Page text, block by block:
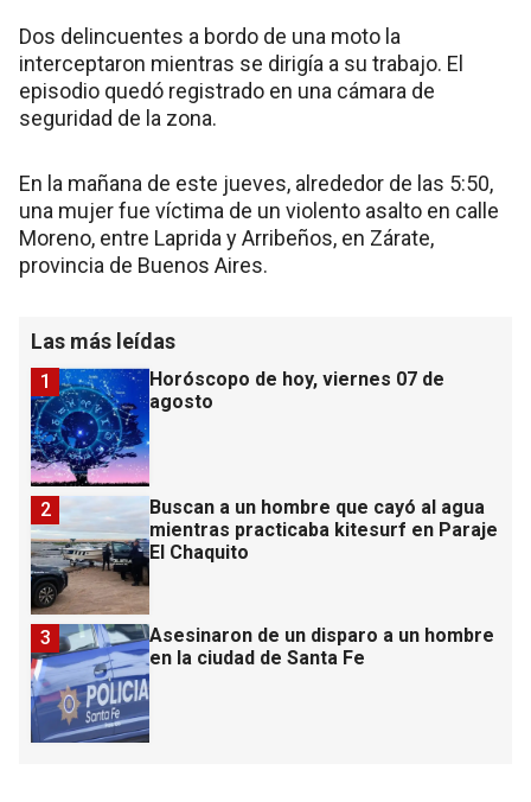
Dos delincuentes a bordo de una moto la
interceptaron mientras se dirigía a su trabajo. El
episodio quedó registrado en una cámara de
seguridad de la zona.
En la mañana de este jueves, alrededor de las 5:50,
una mujer fue víctima de un violento asalto en calle
Moreno, entre Laprida y Arribeños, en Zárate,
provincia de Buenos Aires.
Las más leídas
Horóscopo de hoy, viernes 07 de
agosto
1
Buscan a un hombre que cayó al agua
mientras practicaba kitesurf en Paraje
El Chaquito
2
Asesinaron de un disparo a un hombre
en la ciudad de Santa Fe
3